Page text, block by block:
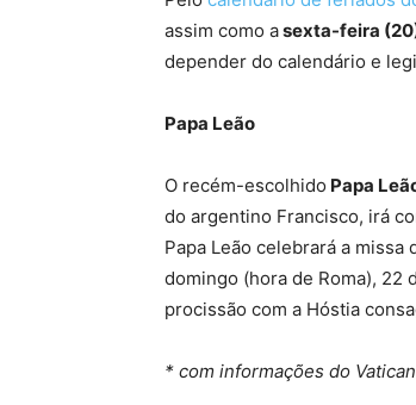
assim como asexta-feira
depender do calendário e
Papa Leão
O recém-escolhido Papa
do argentino Francisco, irá
Papa Leão celebrará a
domingo (hora de Roma), 22
procissão com a Hóstia
* com informações do